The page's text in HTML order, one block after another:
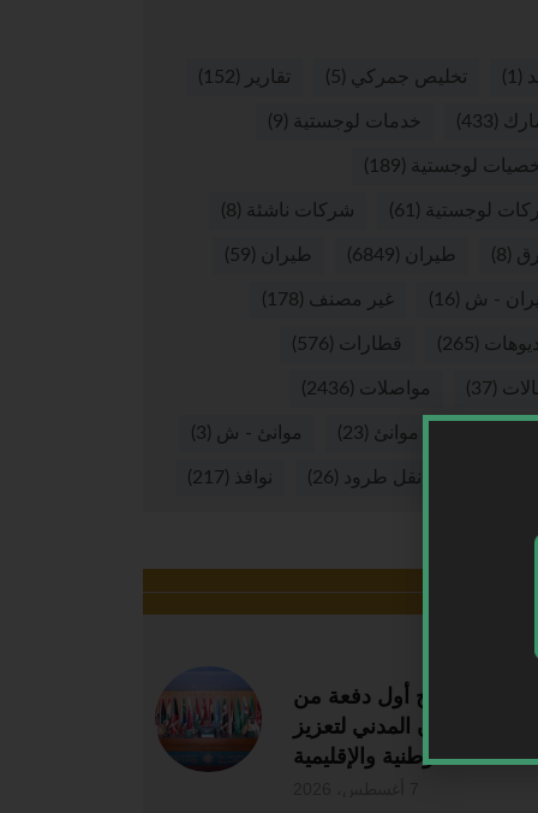
(1) تخليص جمركي (5) تقارير (152)
(433) خدمات لوجستية (9)
لوجستية (189)
لوجستية (61) شركات ناشئة (8)
(8) طيران (6849) طيران (59)
- ش (16) غير مصنف (178)
(265) قطارات (576)
(37) مواصلات (2436)
موانئ (23) موانئ - ش (3)
نقل طرود (26) نوافذ (217)
تُخرّج أول دفعة من
أمن الطيران المدني لتعزيز
الكفاءات الوطنية والإقليمية